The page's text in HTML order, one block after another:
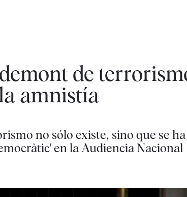
de
amnistía
no sólo existe, sino que se
en la Audiencia Nacional